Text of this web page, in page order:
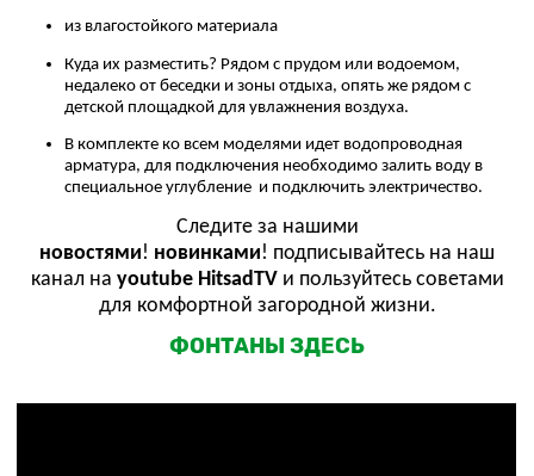
из влагостойкого материала
Куда их разместить? Рядом с прудом или водоемом,
недалеко от беседки и зоны отдыха, опять же рядом с
детской площадкой для увлажнения воздуха.
В комплекте ко всем моделями идет водопроводная
арматура, для подключения необходимо залить воду в
специальное углубление и подключить электричество.
Следите за нашими
новостями! новинками! подписывайтесь на наш
канал на youtube HitsadTVи пользуйтесь советами
для комфортной загородной жизни.
ФОНТАНЫ ЗДЕСЬ